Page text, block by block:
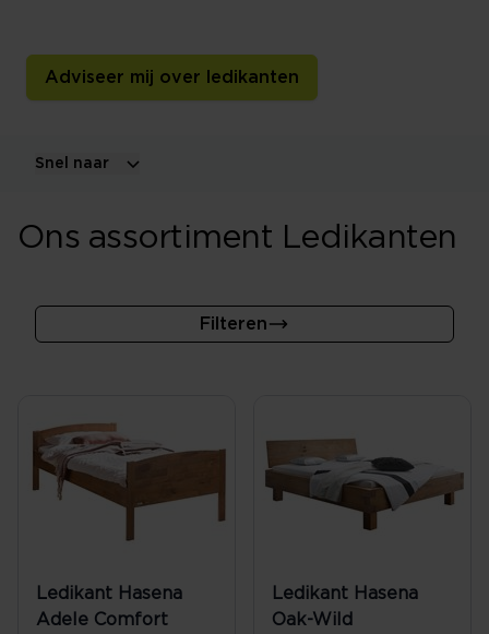
Adviseer mij over ledikanten
Snel naar
Ons assortiment Ledikanten
Filteren
Ledikant Hasena
Adele Comfort
Ledikant Hasena
Oak-Wild